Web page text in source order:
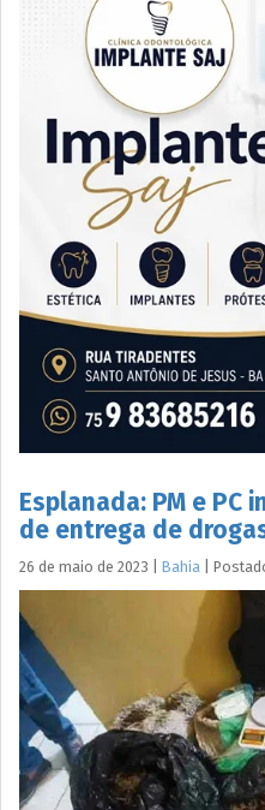
Esplanada: PM e PC
de entrega de
26 de maio de 2023 Bahia